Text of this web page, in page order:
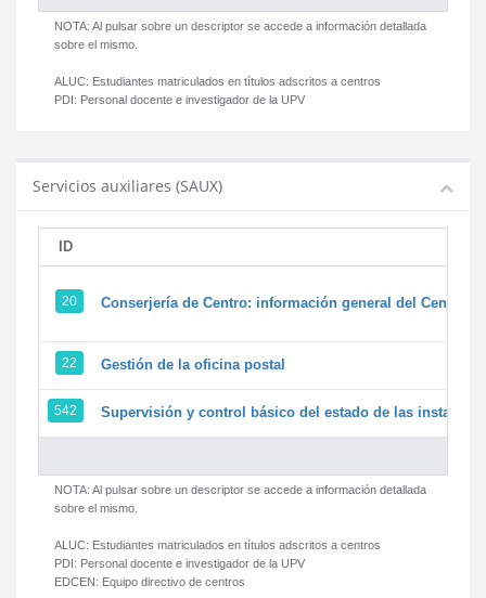
NOTA: Al pulsar sobre un descriptor se accede a información detallada
sobre el mismo.
ALUC: Estudiantes matriculados en títulos adscritos a centros
PDI: Personal docente e investigador de la UPV
Servicios auxiliares (SAUX)
ID
20 Conserjería de Centro: información general del Centro y
22 Gestión de la oficina postal
542 Supervisión y control básico del estado de las
NOTA: Al pulsar sobre un descriptor se accede a información detallada
sobre el mismo.
ALUC: Estudiantes matriculados en títulos adscritos a centros
PDI: Personal docente e investigador de la UPV
EDCEN: Equipo directivo de centros